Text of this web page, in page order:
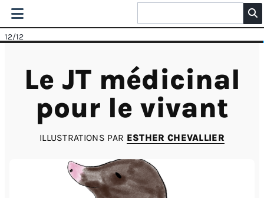
12/12
Le JT médicinal
pour le vivant
ILLUSTRATIONS PAR ESTHER CHEVALLIER